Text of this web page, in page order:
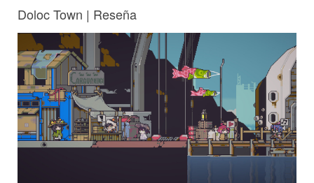
Doloc Town | Reseña